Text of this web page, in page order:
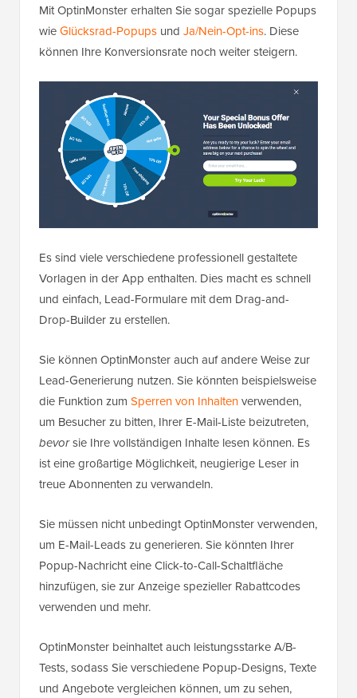
Mit OptinMonster erhalten Sie sogar spezielle Popups
wieGlücksrad-Popups und Ja/Nein-Opt-ins. Diese
können Ihre Konversionsrate noch weiter steigern.
Es sind viele verschiedene professionell gestaltete
Vorlagen in der App enthalten. Dies macht es schnell
und einfach, Lead-Formulare mit dem Drag-and-
Drop-Builder zu erstellen.
Sie können OptinMonster auch auf andere Weise zur
Lead-Generierung nutzen. Sie könnten beispielsweise
die Funktion zum Sperren von Inhaltenverwenden,
um Besucher zu bitten, Ihrer E-Mail-Liste beizutreten,
bevorsie Ihre vollständigen Inhalte lesen können. Es
ist eine großartige Möglichkeit, neugierige Leser in
treue Abonnenten zu verwandeln.
Sie müssen nicht unbedingt OptinMonster verwenden,
um E-Mail-Leads zu generieren. Sie könnten Ihrer
Popup-Nachricht eine Click-to-Call-Schaltfläche
hinzufügen, sie zur Anzeige spezieller Rabattcodes
verwenden und mehr.
OptinMonster beinhaltet auch leistungsstarke A/B-
Tests, sodass Sie verschiedene Popup-Designs, Texte
und Angebote vergleichen können, um zu sehen,